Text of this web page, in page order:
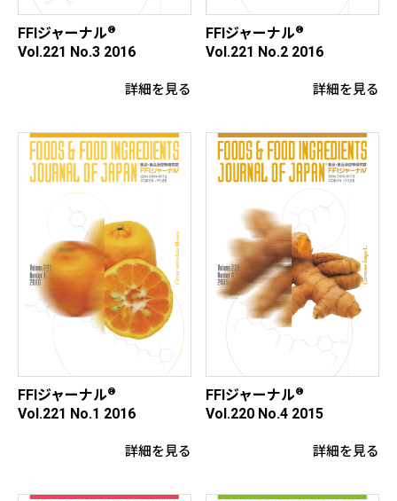
FFIジャーナル®
Vol.221 No.3 2016
詳細を見る
FFIジャーナル®
Vol.221 No.2 2016
詳細を見る
FFIジャーナル®
Vol.221 No.1 2016
詳細を見る
FFIジャーナル®
Vol.220 No.4 2015
詳細を見る